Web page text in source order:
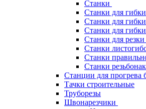
Станки
Станки для
Станки для
Станки для
Станки для
Станки
Станки
Станки
Станции для прогрева
Тачки строительные
Труборезы
Швонарезчики